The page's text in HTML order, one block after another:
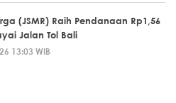
(JSMR) Raih Pendanaan Rp1,56
Jalan Tol Bali
13:03 WIB